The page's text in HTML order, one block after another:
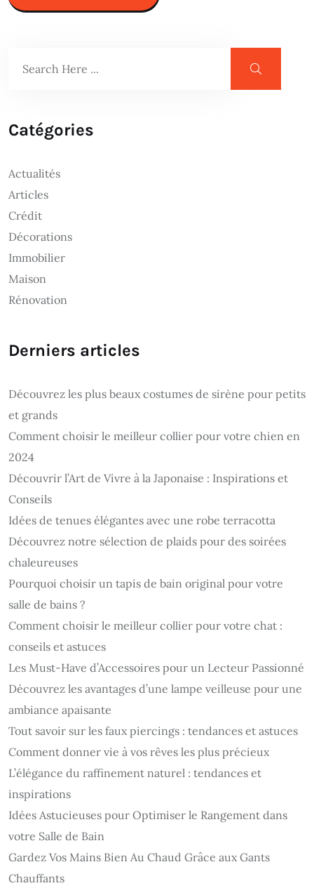
Catégories
Actualités
Articles
Crédit
Décorations
Immobilier
Maison
Rénovation
Derniers articles
Découvrez les plus beaux costumes de sirène pour petits
et grands
Comment choisir le meilleur collier pour votre chien en
2024
Découvrir l’Art de Vivre à la Japonaise : Inspirations et
Conseils
Idées de tenues élégantes avec une robe terracotta
Découvrez notre sélection de plaids pour des soirées
chaleureuses
Pourquoi choisir un tapis de bain original pour votre
salle de bains ?
Comment choisir le meilleur collier pour votre chat :
conseils et astuces
Les Must-Have d’Accessoires pour un Lecteur Passionné
Découvrez les avantages d’une lampe veilleuse pour une
ambiance apaisante
Tout savoir sur les faux piercings : tendances et astuces
Comment donner vie à vos rêves les plus précieux
L’élégance du raffinement naturel : tendances et
inspirations
Idées Astucieuses pour Optimiser le Rangement dans
votre Salle de Bain
Gardez Vos Mains Bien Au Chaud Grâce aux Gants
Chauffants